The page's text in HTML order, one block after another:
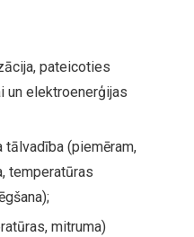
pateicoties
un elektroenerģijas
(piemēram,
temperatūras
mitruma)